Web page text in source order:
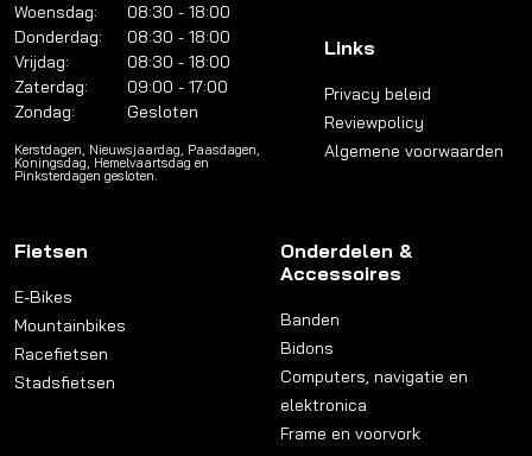
Woensdag:
08:30 - 18:00
Donderdag:
08:30 - 18:00
Vrijdag:
08:30 - 18:00
Zaterdag:
09:00 - 17:00
Zondag:
Gesloten
Kerstdagen, Nieuwsjaardag, Paasdagen,
Koningsdag, Hemelvaartsdag en
Pinksterdagen gesloten.
Links
Privacy beleid
Reviewpolicy
Algemene voorwaarden
Fietsen
E-Bikes
Mountainbikes
Racefietsen
Stadsfietsen
Onderdelen &
Accessoires
Banden
Bidons
Computers, navigatie en
elektronica
Frame en voorvork